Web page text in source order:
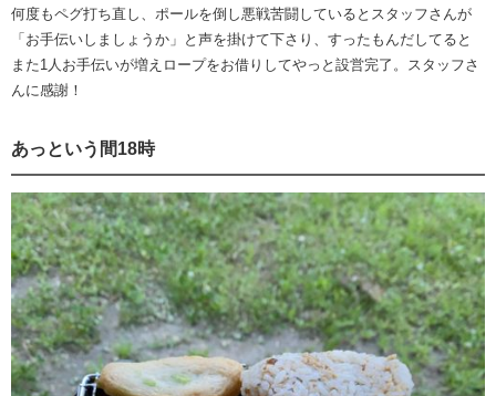
何度もペグ打ち直し、ポールを倒し悪戦苦闘しているとスタッフさんが
「お手伝いしましょうか」と声を掛けて下さり、すったもんだしてると
また1人お手伝いが増えロープをお借りしてやっと設営完了。スタッフさ
んに感謝！
あっという間18時